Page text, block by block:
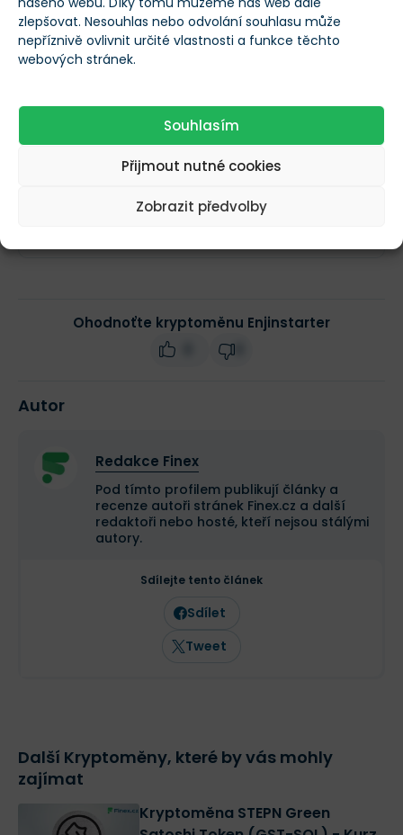
zlepšovat. Nesouhlas nebo odvolání souhlasu může
nepříznivě ovlivnit určité vlastnosti a funkce těchto
webových stránek.
Souhlasím
Přijmout nutné cookies
Zobrazit předvolby
Maximální počet
tokenů
--
$21 887 044
Tržní kapitalizace $492 353 335
Ohodnoťte kryptoměnu Enjinstarter
Autor
Redakce Finex
Pod tímto profilem publikují články a
recenze autoři stránek Finex.cz a další
redaktoři nebo hosté, kteří nejsou stálými
autory.
Sdílejte tento článek
Sdílet
Tweet
Další Kryptoměny, které by vás mohly
zajímat
Kryptoměna STEPN Green